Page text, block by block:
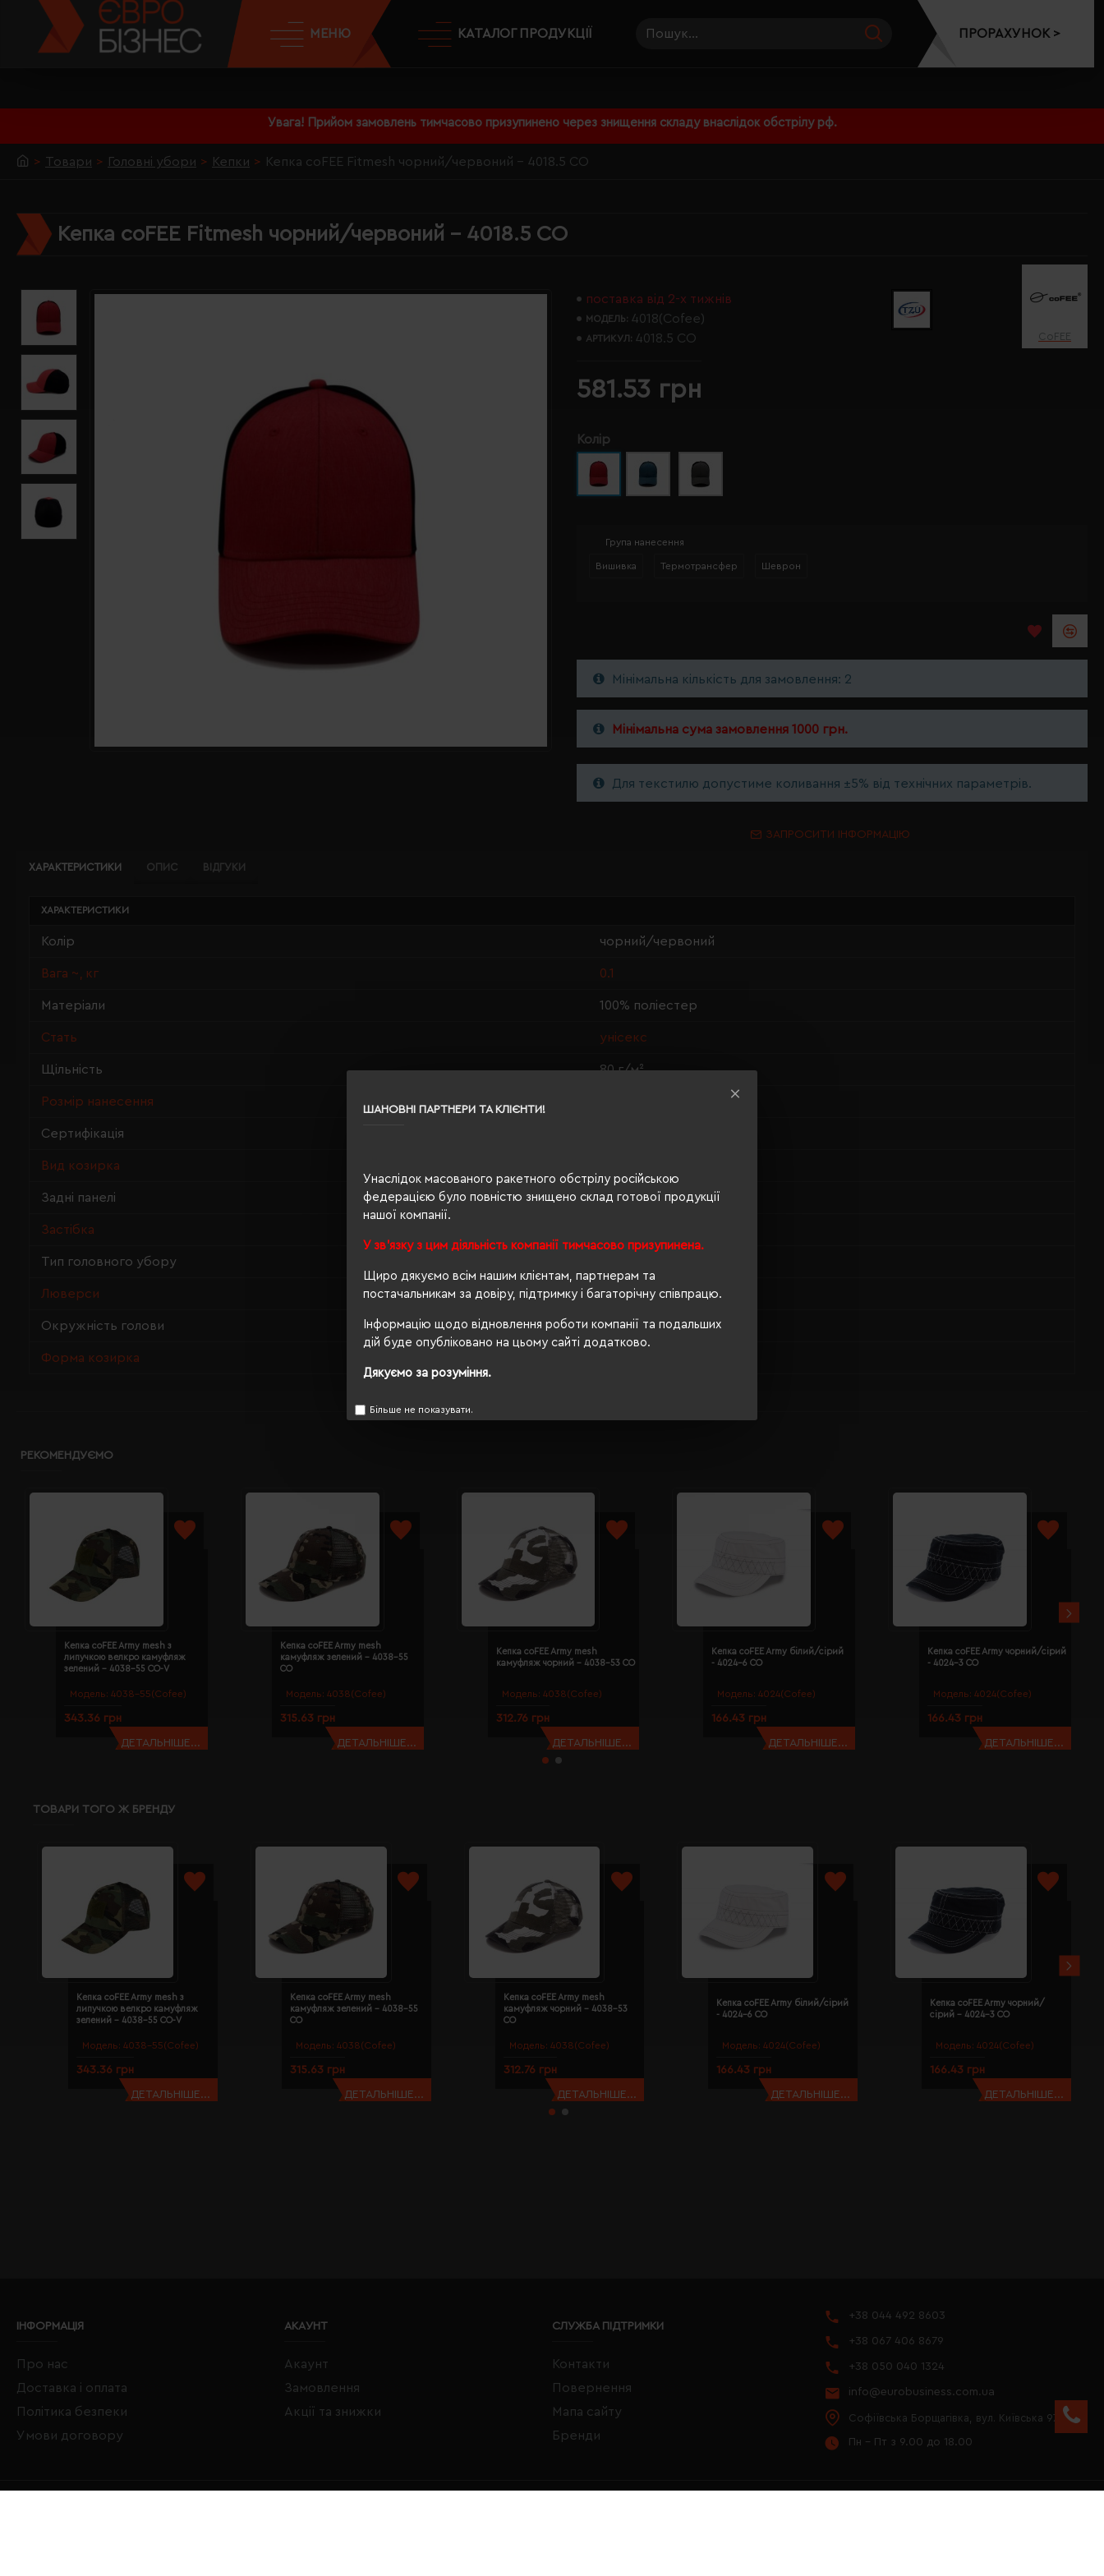
ШАНОВНІ ПАРТНЕРИ ТА КЛІЄНТИ!
Унаслідок масованого ракетного обстрілу російською
федерацією було повністю знищено склад готової продукції
нашої компанії.
У зв'язку з цим діяльність компанії тимчасово призупинена.
Щиро дякуємо всім нашим клієнтам, партнерам та
постачальникам за довіру, підтримку і багаторічну співпрацю.
Інформацію щодо відновлення роботи компанії та подальших
дій буде опубліковано на цьому сайті додатково.
Дякуємо за розуміння.
Більше не показувати.
Увага! Прийом замовлень тимчасово призупинено через знищення складу внаслідок обстрілу рф.
МЕНЮ КАТАЛОГ ПРОДУКЦІЇ ПРОРАХУНОК >
Товари Головні убори Кепки Кепка coFEE Fitmesh чорний/червоний - 4018.5 CO
Кепка coFEE Fitmesh чорний/червоний - 4018.5 CO
поставка від 2-х тижнів
МОДЕЛЬ: 4018(Cofee)
АРТИКУЛ: 4018.5 CO CoFEE
581.53 грн
Колір
Група нанесення
Вишивка Термотрансфер Шеврон
Мінімальна кількість для замовлення: 2
Мінімальна сума замовлення 1000 грн.
Для текстилю допустиме коливання ±5% від технічних параметрів.
ЗАПРОСИТИ ІНФОРМАЦІЮ
ХАРАКТЕРИСТИКИ ОПИС ВІДГУКИ
ХАРАКТЕРИСТИКИ
Колір чорний/червоний
Вага ~, кг 0.1
Матеріали 100% поліестер
Стать унісекс
Щільність 80 г/м²
Розмір нанесення
Сертифікація
Вид козирка
Задні панелі сітка
Застібка
Тип головного убору
Люверси вишивка
Окружність голови 56-58 см
Форма козирка
РЕКОМЕНДУЄМО
Модель: 4038-55(Cofee)
Кепка coFEE Army mesh з
липучкою велкро камуфляж
зелений - 4038-55 CO-V
343.36 грн
ДЕТАЛЬНІШЕ...
Модель: 4038(Cofee)
Кепка coFEE Army mesh
камуфляж зелений - 4038-55
CO
315.63 грн
ДЕТАЛЬНІШЕ...
Модель: 4038(Cofee)
Кепка coFEE Army mesh
камуфляж чорний - 4038-53 CO
312.76 грн
ДЕТАЛЬНІШЕ...
Модель: 4024(Cofee)
Кепка coFEE Army білий/сірий
- 4024-6 CO
166.43 грн
ДЕТАЛЬНІШЕ...
Модель: 4024(Cofee)
Кепка coFEE Army чорний/сірий
- 4024-3 CO
166.43 грн
ДЕТАЛЬНІШЕ...
ТОВАРИ ТОГО Ж БРЕНДУ
Модель: 4038-55(Cofee)
Кепка coFEE Army mesh з
липучкою велкро камуфляж
зелений - 4038-55 CO-V
343.36 грн
ДЕТАЛЬНІШЕ...
Модель: 4038(Cofee)
Кепка coFEE Army mesh
камуфляж зелений - 4038-55
CO
315.63 грн
ДЕТАЛЬНІШЕ...
Модель: 4038(Cofee)
Кепка coFEE Army mesh
камуфляж чорний - 4038-53
CO
312.76 грн
ДЕТАЛЬНІШЕ...
Модель: 4024(Cofee)
Кепка coFEE Army білий/сірий
- 4024-6 CO
166.43 грн
ДЕТАЛЬНІШЕ...
Модель: 4024(Cofee)
Кепка coFEE Army чорний/
сірий - 4024-3 CO
166.43 грн
ДЕТАЛЬНІШЕ...
ІНФОРМАЦІЯ
Про нас
Доставка і оплата
Політика безпеки
Умови договору
АКАУНТ
Акаунт
Замовлення
Акції та знижки
СЛУЖБА ПІДТРИМКИ
Контакти
Повернення
Мапа сайту
Бренди
+38 044 492 8603
+38 067 406 8679
+38 050 040 1324
info@eurobusiness.com.ua
Софіївська Борщагівка, вул. Київська 97
Пн - Пт з 9.00 до 18.00